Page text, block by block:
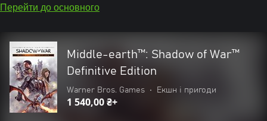
Перейти до основного
Middle-earth™: Shadow of War™
Definitive Edition
Warner Bros. Games • Екшн і пригоди
1 540,00 ₴+